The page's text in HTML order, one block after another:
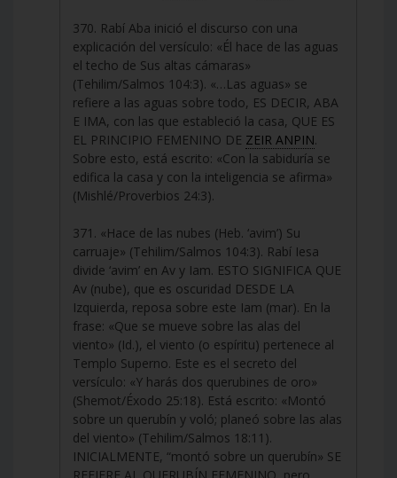
370. Rabí Aba inició el discurso con una
explicación del versículo: «Él hace de las aguas
el techo de Sus altas cámaras»
(Tehilim/Salmos 104:3). «…Las aguas» se
refiere a las aguas sobre todo, ES DECIR, ABA
E IMA, con las que estableció la casa, QUE ES
EL PRINCIPIO FEMENINO DE ZEIR ANPIN.
Sobre esto, está escrito: «Con la sabiduría se
edifica la casa y con la inteligencia se afirma»
(Mishlé/Proverbios 24:3).
371. «Hace de las nubes (Heb. ‘avim’) Su
carruaje» (Tehilim/Salmos 104:3). Rabí Iesa
divide ‘avim’ en Av y Iam. ESTO SIGNIFICA QUE
Av (nube), que es oscuridad DESDE LA
Izquierda, reposa sobre este Iam (mar). En la
frase: «Que se mueve sobre las alas del
viento» (Id.), el viento (o espíritu) pertenece al
Templo Superno. Este es el secreto del
versículo: «Y harás dos querubines de oro»
(Shemot/Éxodo 25:18). Está escrito: «Montó
sobre un querubín y voló; planeó sobre las alas
del viento» (Tehilim/Salmos 18:11).
INICIALMENTE, “montó sobre un querubín» SE